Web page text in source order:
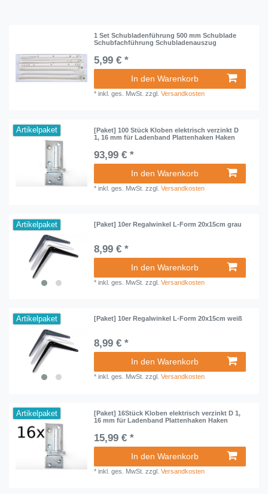
1 Set Schubladenführung 500 mm Schublade
Schubfachführung Schubladenauszug
5,99 € *
In den Warenkorb
*inkl. ges. MwSt. zzgl.Versandkosten
Artikelpaket
[Paket] 100 Stück Kloben elektrisch verzinkt D
1, 16 mm für Ladenband Plattenhaken Haken
93,99 € *
In den Warenkorb
*inkl. ges. MwSt. zzgl.Versandkosten
Artikelpaket [Paket] 10er Regalwinkel L-Form 20x15cm grau
8,99 € *
In den Warenkorb
*inkl. ges. MwSt. zzgl.Versandkosten
Artikelpaket [Paket] 10er Regalwinkel L-Form 20x15cm weiß
8,99 € *
In den Warenkorb
*inkl. ges. MwSt. zzgl.Versandkosten
Artikelpaket
[Paket] 16Stück Kloben elektrisch verzinkt D 1,
16 mm für Ladenband Plattenhaken Haken
15,99 € *
In den Warenkorb
*inkl. ges. MwSt. zzgl.Versandkosten